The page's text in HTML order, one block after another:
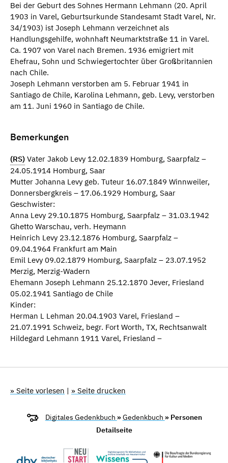
Bei der Geburt des Sohnes Hermann Lehmann (20. April
1903 in Varel, Geburtsurkunde Standesamt Stadt Varel, Nr.
34/1903) ist Joseph Lehmann verzeichnet als
Handlungsgehilfe, wohnhaft Neumarktstraße 11 in Varel.
Ca. 1907 von Varel nach Bremen. 1936 emigriert mit
Ehefrau, Sohn und Schwiegertochter über Großbritannien
nach Chile.
Joseph Lehmann verstorben am 5. Februar 1941 in
Santiago de Chile, Karolina Lehmann, geb. Levy, verstorben
am 11. Juni 1960 in Santiago de Chile.
Bemerkungen
(RS) Vater Jakob Levy 12.02.1839 Homburg, Saarpfalz –
24.05.1914 Homburg, Saar
Mutter Johanna Levy geb. Tuteur 16.07.1849 Winnweiler,
Donnersbergkreis – 17.06.1929 Homburg, Saar
Geschwister:
Anna Levy 29.10.1875 Homburg, Saarpfalz – 31.03.1942
Ghetto Warschau, verh. Heymann
Heinrich Levy 23.12.1876 Homburg, Saarpfalz –
09.04.1964 Frankfurt am Main
Emil Levy 09.02.1879 Homburg, Saarpfalz – 23.07.1952
Merzig, Merzig-Wadern
Ehemann Joseph Lehmann 25.12.1870 Jever, Friesland
05.02.1941 Santiago de Chile
Kinder:
Herman L Lehman 20.04.1903 Varel, Friesland –
21.07.1991 Schweiz, begr. Fort Worth, TX, Rechtsanwalt
Hildegard Lehmann 1911 Varel, Friesland –
» Seite vorlesen | » Seite drucken
Digitales Gedenkbuch »Gedenkbuch » Personen
Detailseite